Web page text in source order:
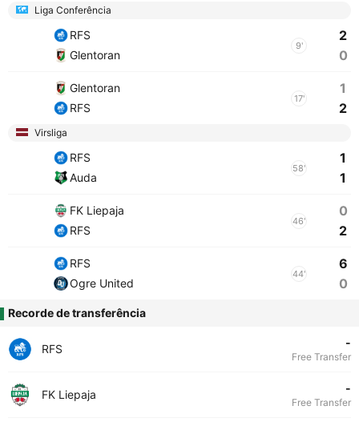
Liga Conferência
RFS
Glentoran
9'
2
0
Glentoran
RFS
17'
1
2
Virsliga
RFS
Auda
58'
1
1
FK Liepaja
RFS
46'
0
2
RFS
Ogre United
44'
6
0
Recorde de transferência
RFS -
Free Transfer
FK Liepaja -
Free Transfer